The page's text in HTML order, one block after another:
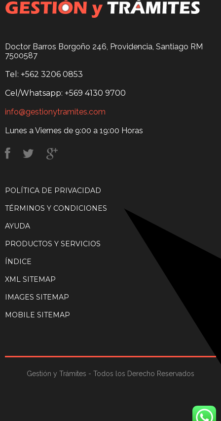
Doctor Barros Borgoño 246, Providencia, Santiago RM
7500587
Tel: +562 3206 0853
Cel/Whatsapp: +569 4130 9700
info@gestionytramites.com
Lunes a Viernes de 9:00 a 19:00 Horas
POLÍTICA DE PRIVACIDAD
TÉRMINOS Y CONDICIONES
AYUDA
PRODUCTOS Y SERVICIOS
ÍNDICE
XML SITEMAP
IMAGES SITEMAP
MOBILE SITEMAP
Gestión y Trámites - Todos los Derecho Reservados